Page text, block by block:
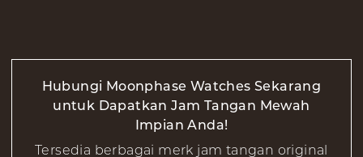
Hubungi Moonphase Watches Sekarang
untuk Dapatkan Jam Tangan Mewah
Impian Anda!
Tersedia berbagai merk jam tangan original